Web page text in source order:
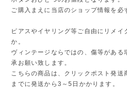
ご購入まえに当店のショップ情報を必
ピアスやイヤリング等ご自由にリメイ
か。
ヴィンテージならではの、傷等がある
承お願い致します。
こちらの商品は、クリックポスト発送
までに発送から3～5日かかります。